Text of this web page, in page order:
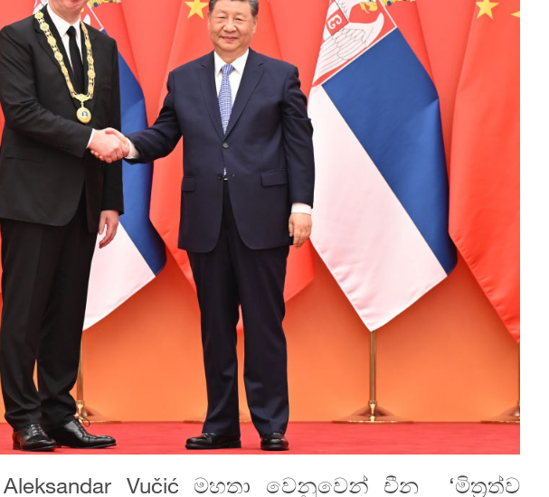
Vučić මහතා වෙනුවෙන් චීන ‘මිත්‍රත්ව